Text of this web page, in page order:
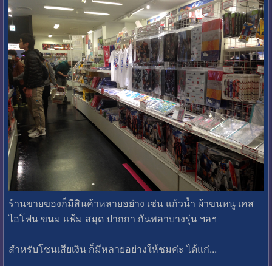
ร้านขายของก็มีสินค้าหลายอย่าง เช่น แก้วน้ำ ผ้าขนหนู เคส
ไอโฟน ขนม แฟ้ม สมุด ปากกา กันพลาบางรุ่น ฯลฯ
สำหรับโซนเสียเงิน ก็มีหลายอย่างให้ชมค่ะ ได้แก่...